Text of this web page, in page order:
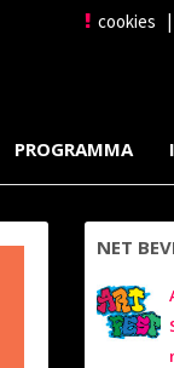
cookies |
PROGRAMMA
NET